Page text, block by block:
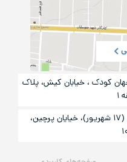
جهان کودک ، خیابان کیش، پلاک
تهران، شادآباد، خیابان شهید طارمی (۱۷ شهریور)، خیایان پرچین،